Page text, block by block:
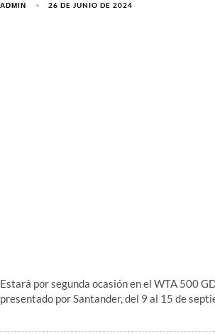
ADMIN 26 DE JUNIO DE 2024
Estará por segunda ocasión en el WTA 500
presentado por Santander, del 9 al 15 de